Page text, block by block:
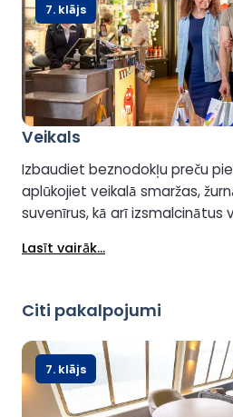
Veikals
Izbaudiet beznodokļu preču
aplūkojiet veikalā smaržas,
suvenīrus, kā arī izsmalcinātus
nogaršojiet augstākās
piemērotāko. Tieši ārpusē
tiek piedāvāti svaigi reģionālie
dzērieni.
Lasīt vairāk...
7. klājs
Citi pakalpojumi
7. klājs